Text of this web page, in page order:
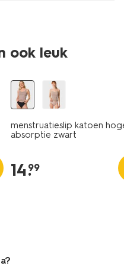
ook leuk
menstruatieslip katoen
absorptie zwart
14.
99